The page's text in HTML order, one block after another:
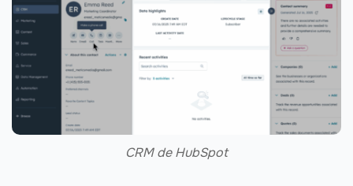
CRM de HubSpot